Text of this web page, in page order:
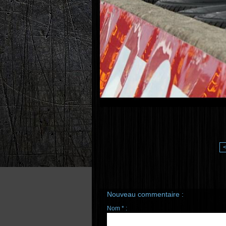
<
Nouveau commentaire :
Nom * :